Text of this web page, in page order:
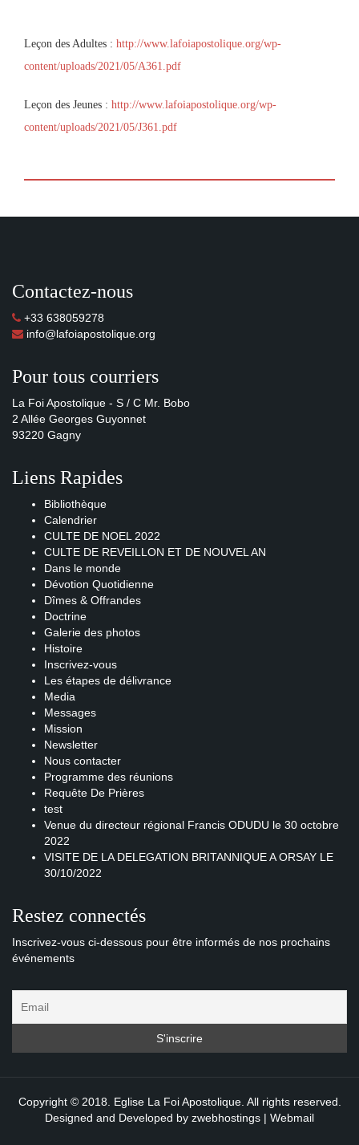
Leçon des Adultes : http://www.lafoiapostolique.org/wp-
content/uploads/2021/05/A361.pdf
Leçon des Jeunes : http://www.lafoiapostolique.org/wp-
content/uploads/2021/05/J361.pdf
Contactez-nous
+33 638059278
info@lafoiapostolique.org
Pour tous courriers
La Foi Apostolique - S / C Mr. Bobo
2 Allée Georges Guyonnet
93220 Gagny
Liens Rapides
Bibliothèque
Calendrier
CULTE DE NOEL 2022
CULTE DE REVEILLON ET DE NOUVEL AN
Dans le monde
Dévotion Quotidienne
Dîmes & Offrandes
Doctrine
Galerie des photos
Histoire
Inscrivez-vous
Les étapes de délivrance
Media
Messages
Mission
Newsletter
Nous contacter
Programme des réunions
Requête De Prières
test
Venue du directeur régional Francis ODUDU le 30 octobre
2022
VISITE DE LA DELEGATION BRITANNIQUE A ORSAY LE
30/10/2022
Restez connectés
Inscrivez-vous ci-dessous pour être informés de nos prochains
événements
Copyright © 2018. Eglise La Foi Apostolique. All rights reserved.
Designed and Developed by zwebhostings | Webmail